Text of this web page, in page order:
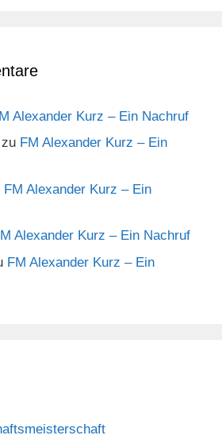
Alexander Kurz – Ein Nachruf
zu FM Alexander Kurz – Ein
FM Alexander Kurz – Ein
Alexander Kurz – Ein Nachruf
FM Alexander Kurz – Ein